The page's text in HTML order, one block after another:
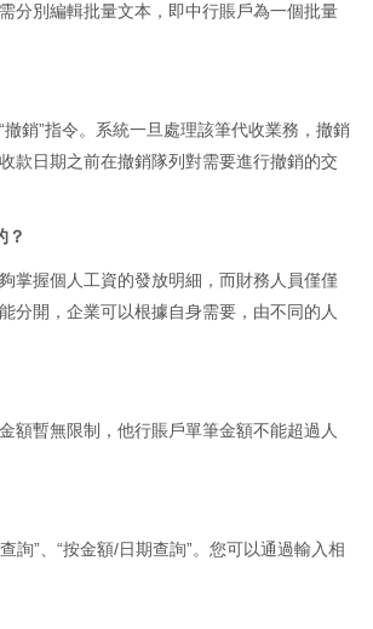
分別編輯批量文本，即中行賬戶為一個批量
銷”指令。系統一旦處理該筆代收業務，撤銷
款日期之前在撤銷隊列對需要進行撤銷的交
？
掌握個人工資的發放明細，而財務人員僅僅
分開，企業可以根據自身需要，由不同的人
額暫無限制，他行賬戶單筆金額不能超過人
詢”、“按金額/日期查詢”。您可以通過輸入相